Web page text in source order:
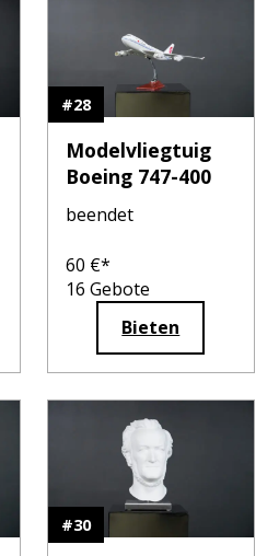
#28
Modelvliegtuig
Boeing 747-400
beendet
60 €*
16 Gebote
Bieten
#30